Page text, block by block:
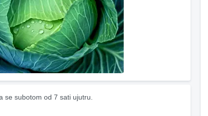
se subotom od 7 sati ujutru.